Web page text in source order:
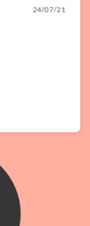
24/07/21